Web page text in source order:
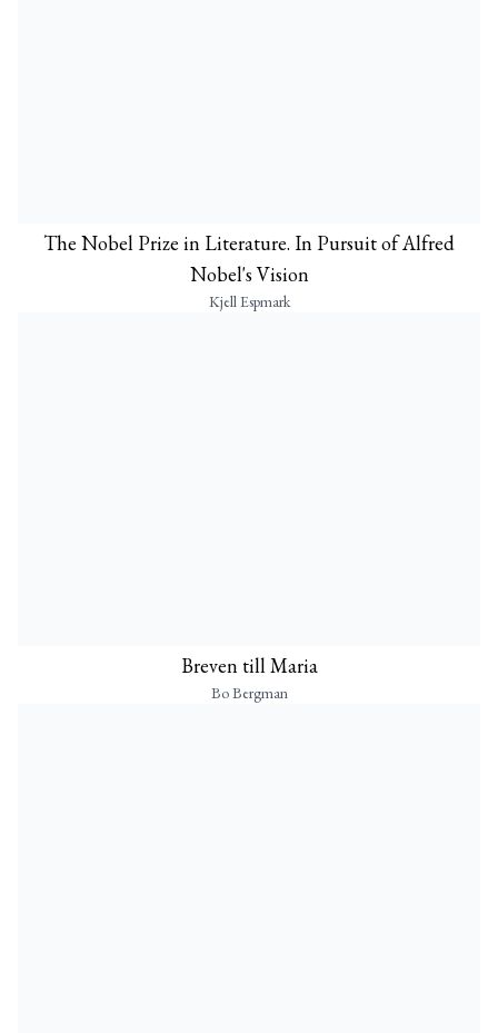
The Nobel Prize in Literature. In Pursuit of Alfred
Nobel's Vision
Kjell Espmark
Breven till Maria
Bo Bergman